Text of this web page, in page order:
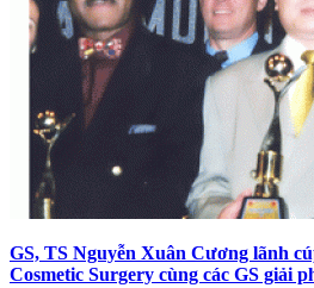
GS, TS Nguyễn Xuân Cương lãnh
Cosmetic Surgery cùng các GS giải